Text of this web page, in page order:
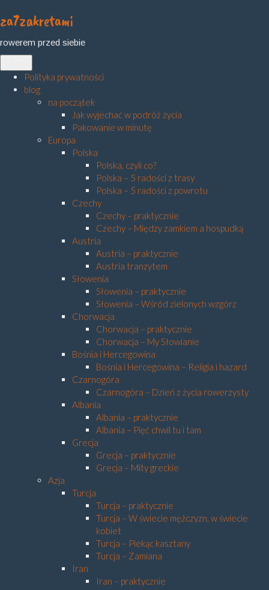
Skip
content
za7zakretami
rowerem przed siebie
Polityka prywatności
blog
na początek
Jak wyjechać w podróż życia
Pakowanie w minutę
Europa
Polska
Polska, czyli co?
Polska – 5 radości z trasy
Polska – 5 radości z powrotu
Czechy
Czechy – praktycznie
Czechy – Między zamkiem a hospudką
Austria
Austria – praktycznie
Austria tranzytem
Słowenia
Słowenia – praktycznie
Słowenia – Wśród zielonych wzgórz
Chorwacja
Chorwacja – praktycznie
Chorwacja – My Słowianie
Bośnia i Hercegowina
Bośnia i Hercegowina – Religia i hazard
Czarnogóra
Czarnogóra – Dzień z życia rowerzysty
Albania
Albania – praktycznie
Albania – Pięć chwil tu i tam
Grecja
Grecja – praktycznie
Grecja – Mity greckie
Azja
Turcja
Turcja – praktycznie
Turcja – W świecie mężczyzn, w świecie
kobiet
Turcja – Piekąc kasztany
Turcja – Zamiana
Iran
Iran – praktycznie